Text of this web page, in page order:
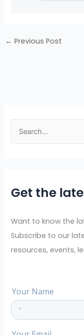
← Previous Post
e
c
f
o
r
Get the
Want to know the
Subscribe to our
resources, events,